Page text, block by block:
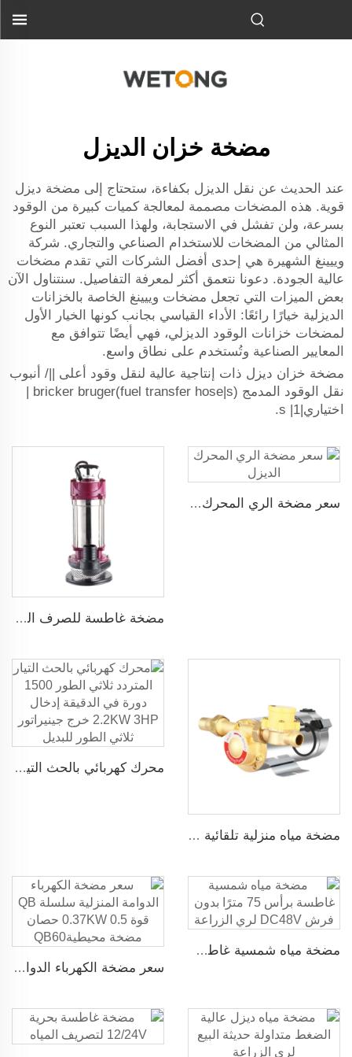
مضخة خزان الديزل
عند الحديث عن نقل الديزل بكفاءة، ستحتاج إلى مضخة ديزل
قوية. هذه المضخات مصممة لمعالجة كميات كبيرة من الوقود
بسرعة، ولن تفشل في الاستجابة، ولهذا السبب تعتبر النوع
المثالي من المضخات للاستخدام الصناعي والتجاري. شركة
وييينغ الشهيرة هي إحدى أفضل الشركات التي تقدم مضخات
عالية الجودة. دعونا نتعمق أكثر لمعرفة التفاصيل. سنتناول الآن
بعض الميزات التي تجعل مضخات وييينغ الخاصة بالخزانات
الديزلية خيارًا رائعًا: الأداء القياسي بجانب كونها الخيار الأول
لمضخات خزانات الوقود الديزلي، فهي أيضًا تتوافق مع
المعايير الصناعية وتُستخدم على نطاق واسع.
مضخة خزان ديزل ذات إنتاجية عالية لنقل وقود أعلى ||/ أنبوب
نقل الوقود المدمج bricker bruger(fuel transfer hose|s) |
اختياري|s |1.
سعر مضخة الري المحرك الديزل
مضخة غاطسة للصرف الصحي للمياه القذرة
مضخة مياه منزلية تلقائية ضاغطة بضغط 160psi
محرك كهربائي بالحث التيار المتردد ثلاثي الطور 1500 دورة في الدقيقة إدخال 2.2KW 3HP خرج جينيراتور ثلاثي الطور للبديل
مضخة مياه شمسية غاطسة برأس 75 مترًا بدون فرش DC48V لري الزراعة
سعر مضخة الكهرباء الدوامة المنزلية سلسلة QB قوة 0.37KW 0.5 حصان مضخة محيطيةQB60